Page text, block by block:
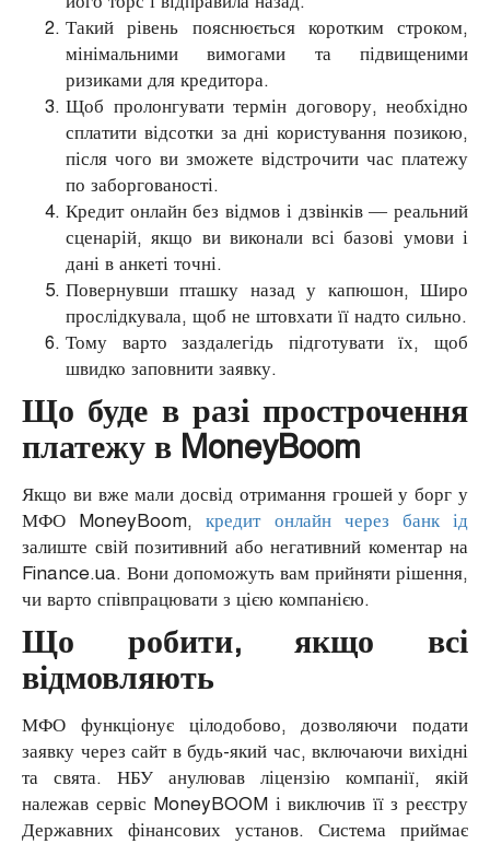
Такий рівень пояснюється коротким строком,
мінімальними вимогами та підвищеними
ризиками для кредитора.
Щоб пролонгувати термін договору, необхідно
сплатити відсотки за дні користування позикою,
після чого ви зможете відстрочити час платежу
по заборгованості.
Кредит онлайн без відмов і дзвінків — реальний
сценарій, якщо ви виконали всі базові умови і
дані в анкеті точні.
Повернувши пташку назад у капюшон, Широ
прослідкувала, щоб не штовхати її надто сильно.
Тому варто заздалегідь підготувати їх, щоб
швидко заповнити заявку.
Що буде в разі прострочення
платежу в MoneyBoom
Якщо ви вже мали досвід отримання грошей у борг у
МФО MoneyBoom,кредит онлайн через банк ід
залиште свій позитивний або негативний коментар на
Finance.ua. Вони допоможуть вам прийняти рішення,
чи варто співпрацювати з цією компанією.
Що робити, якщо всі
відмовляють
МФО функціонує цілодобово, дозволяючи подати
заявку через сайт в будь-який час, включаючи вихідні
та свята. НБУ анулював ліцензію компанії, якій
належав сервіс MoneyBOOM і виключив її з реєстру
Державних фінансових установ. Система приймає